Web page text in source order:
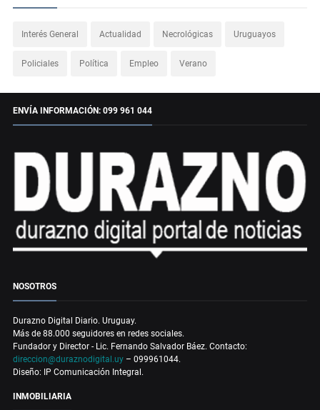
Interés General Actualidad Necrológicas Uruguayos
Policiales Política Empleo Verano
ENVÍA INFORMACIÓN: 099 961 044
NOSOTROS
Durazno Digital Diario. Uruguay.
Más de 88.000 seguidores en redes sociales.
Fundador y Director - Lic. Fernando Salvador Báez. Contacto:
direccion@duraznodigital.uy – 099961044.
Diseño: IP Comunicación Integral.
INMOBILIARIA